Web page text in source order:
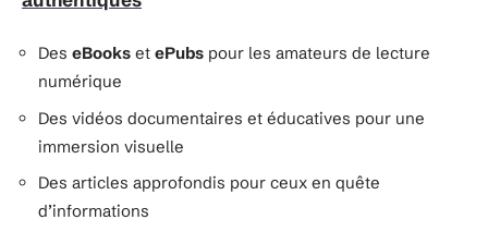
Des eBooks et ePubs pour les amateurs de lecture
numérique
Des vidéos documentaires et éducatives pour une
immersion visuelle
Des articles approfondis pour ceux en quête
d’informations